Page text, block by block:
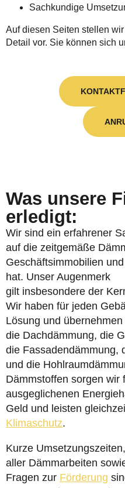
Sachkundige
Auf diesen Seiten stellen
Detail vor. Sie können sich
Was unsere
erledigt:
Wir sind ein erfahrener
auf die zeitgemäße
Geschäftsimmobilien
hat. Unser Augenmerk
gilt insbesondere der
Wir haben für jeden
Lösung und
die Dachdämmung, die
die Fassadendämmung,
und die
Dämmstoffen sorgen wir
ausgeglichenen
Geld und leisten
Klimaschutz.
Kurze
aller Dämmarbeiten
Fragen zur Förderung